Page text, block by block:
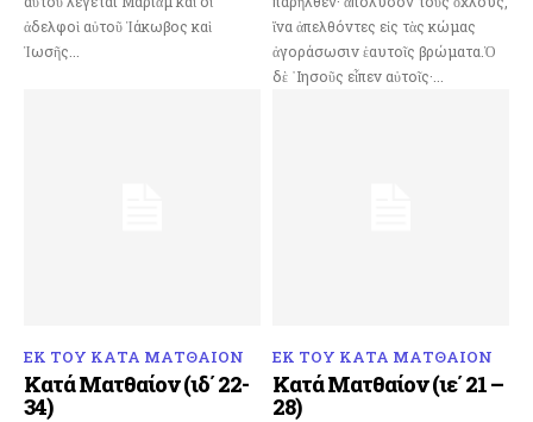
ἀδελφοὶ αὐτοῦ Ἰάκωβος καὶ
Ἰωσῆς...
ἵνα ἀπελθόντες εἰς τὰς κώμας
ἀγοράσωσιν ἑαυτοῖς βρώματα.Ὁ
δὲ ᾿Ιησοῦς εἶπεν αὐτοῖς·...
ΕΚ ΤΟΥ ΚΑΤΑ ΜΑΤΘΑΙΟΝ
Κατά Ματθαίον (ιδ΄ 22-
34)
ΕΚ ΤΟΥ ΚΑΤΑ ΜΑΤΘΑΙΟΝ
Κατά Ματθαίον (ιε΄ 21 –
28)